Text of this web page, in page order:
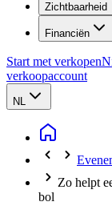
Zichtbaarheid
Financiën
Start met verkopen
verkoopaccount
NL
Zo helpt
bol